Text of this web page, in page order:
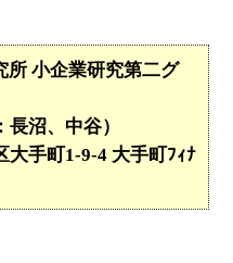
所 小企業研究第二グ
沼、中谷）
大手町1-9-4 大手町ﾌｨﾅ